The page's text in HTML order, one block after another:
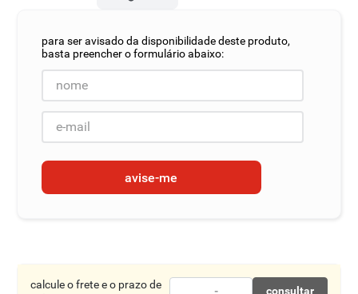
avise-me
calcule o frete e o prazo de
consultar
macarrão
10º chocolate